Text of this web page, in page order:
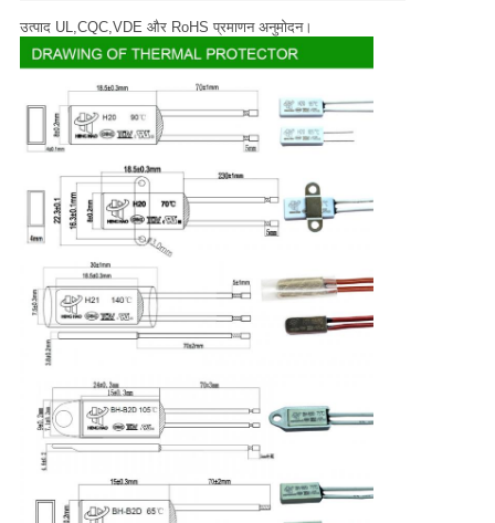
उत्पाद UL,CQC,VDE और RoHS प्रमाणन अनुमोदन।